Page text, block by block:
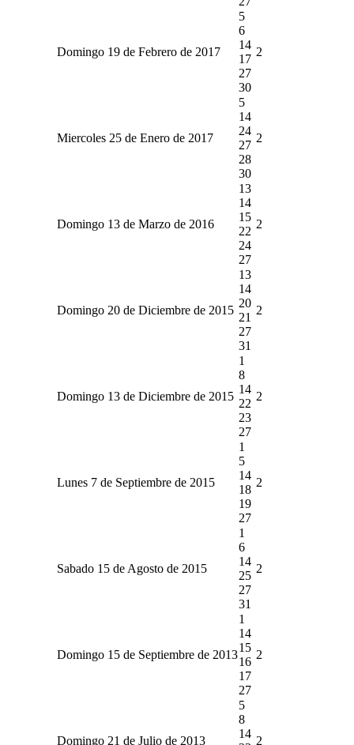
Domingo 19 de Febrero de 2017
5
6
14
17
27
30
2
Miercoles 25 de Enero de 2017
5
14
24
27
28
30
2
Domingo 13 de Marzo de 2016
13
14
15
22
24
27
2
Domingo 20 de Diciembre de 2015
13
14
20
21
27
31
2
Domingo 13 de Diciembre de 2015
1
8
14
22
23
27
2
Lunes 7 de Septiembre de 2015
1
5
14
18
19
27
2
Sabado 15 de Agosto de 2015
1
6
14
25
27
31
2
Domingo 15 de Septiembre de 2013
1
14
15
16
17
27
2
Domingo 21 de Julio de 2013
5
8
14
2